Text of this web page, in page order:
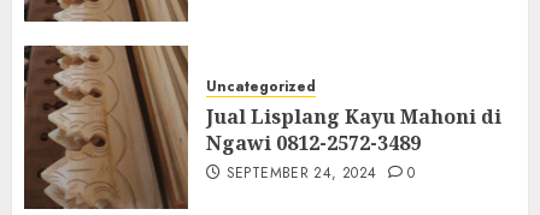
Uncategorized
Jual Lisplang Kayu Mahoni di
Ngawi 0812-2572-3489
SEPTEMBER 24, 2024 0